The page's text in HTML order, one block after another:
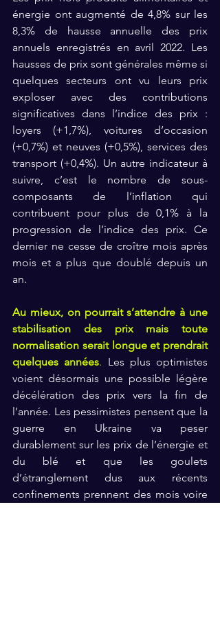
énergie ont augmenté de 4,8% sur les
8,3% de hausse annuelle des prix
annuels enregistrés en avril 2022. Les
hausses de prix sont générales même si
quelques secteurs ont vu leurs prix
exploser avec des contributions
significatives dans l’indice des prix :
loyers (+1,7%), voitures d’occasion
(+0,7%) et neuves (+0,5%), services des
transport (+0,4%). Un autre indicateur à
suivre, c’est le nombre de sous-
composants de l’inflation qui
contribuent pour plus de 0,1% à la
progression de l’indice des prix. Ce
dernier ne cesse de croître mois après
mois et a plus que doublé depuis un
an.
Au mieux, on pourrait s’attendre à une
stabilisation des prix mais toute
normalisation serait longue et prendrait
quelques années. Les plus optimistes
voient désormais une possible légère
décélération des prix vers la fin de
l’année. Les pessimistes pensent que la
guerre en Ukraine va peser
durablement sur les prix de l’énergie et
du blé et que les goulets
d’étranglement dus aux récents
confinements prennent des mois voire